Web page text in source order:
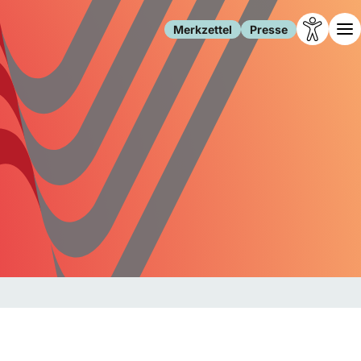
Merkzettel Presse
Leben
Familie
Freizeit
Gesundheit
Internet
Gesellschaft
Forschung
Migration
Polizei